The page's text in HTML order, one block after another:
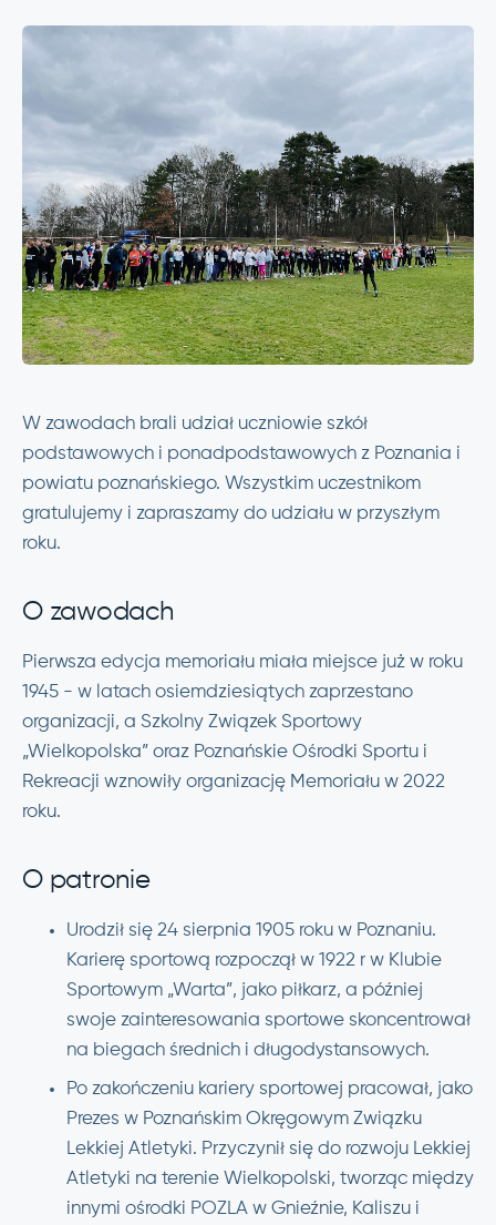
W zawodach brali udział uczniowie szkół
podstawowych i ponadpodstawowych z Poznania i
powiatu poznańskiego. Wszystkim uczestnikom
gratulujemy i zapraszamy do udziału w przyszłym
roku.
O zawodach
Pierwsza edycja memoriału miała miejsce już w roku
1945 - w latach osiemdziesiątych zaprzestano
organizacji, a Szkolny Związek Sportowy
„Wielkopolska” oraz Poznańskie Ośrodki Sportu i
Rekreacji wznowiły organizację Memoriału w 2022
roku.
O patronie
Urodził się 24 sierpnia 1905 roku w Poznaniu.
Karierę sportową rozpoczął w 1922 r w Klubie
Sportowym „Warta”, jako piłkarz, a później
swoje zainteresowania sportowe skoncentrował
na biegach średnich i długodystansowych.
Po zakończeniu kariery sportowej pracował, jako
Prezes w Poznańskim Okręgowym Związku
Lekkiej Atletyki. Przyczynił się do rozwoju Lekkiej
Atletyki na terenie Wielkopolski, tworząc między
innymi ośrodki POZLA w Gnieźnie, Kaliszu i